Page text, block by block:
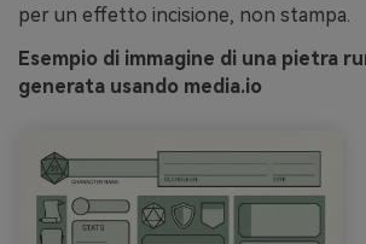
per un effetto incisione, non stampa.
Esempio di immagine di una pietra
generata usando media.io